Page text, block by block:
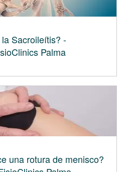
Sacroileítis? -
Palma
una rotura de menisco?